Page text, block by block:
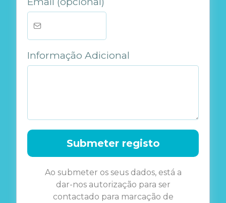
Informação Adicional
Submeter registo
Ao submeter os seus dados, está a
dar-nos autorização para ser
contactado para marcação de